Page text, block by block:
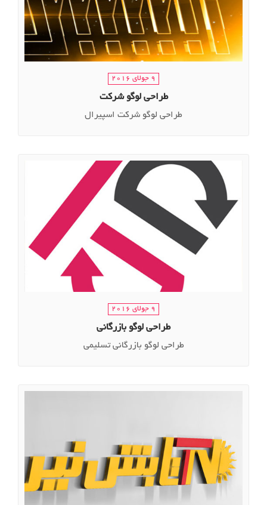
9 جولای 2016
طراحی لوگو شرکت
طراحی لوگو شرکت اسپیرال
9 جولای 2016
طراحی لوگو بازرگانی
طراحی لوگو بازرگانی تسلیمی